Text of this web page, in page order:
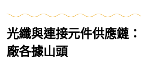
光纖與連接元件供應鏈
廠各據山頭